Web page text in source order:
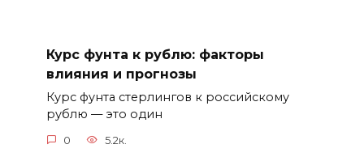
Курс фунта к рублю: факторы
влияния и прогнозы
Курс фунта стерлингов к российскому
рублю — это один
0 5.2к.